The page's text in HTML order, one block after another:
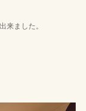
来ました。